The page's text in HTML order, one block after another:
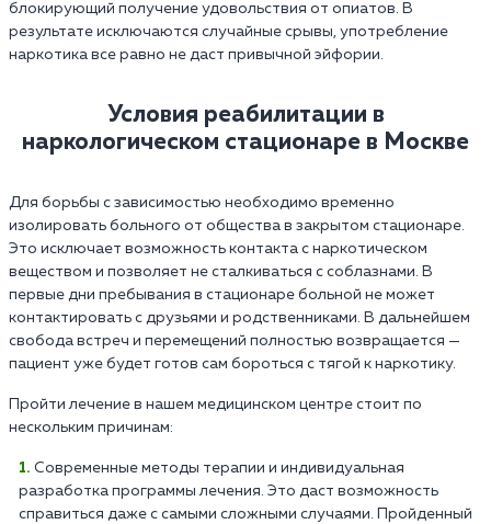
блокирующий получение удовольствия от опиатов. В
результате исключаются случайные срывы, употребление
наркотика все равно не даст привычной эйфории.
Условия реабилитации в
наркологическом стационаре в Москве
Для борьбы с зависимостью необходимо временно
изолировать больного от общества в закрытом стационаре.
Это исключает возможность контакта с наркотическом
веществом и позволяет не сталкиваться с соблазнами. В
первые дни пребывания в стационаре больной не может
контактировать с друзьями и родственниками. В дальнейшем
свобода встреч и перемещений полностью возвращается —
пациент уже будет готов сам бороться с тягой к наркотику.
Пройти лечение в нашем медицинском центре стоит по
нескольким причинам:
Современные методы терапии и индивидуальная
разработка программы лечения. Это даст возможность
справиться даже с самыми сложными случаями. Пройденный